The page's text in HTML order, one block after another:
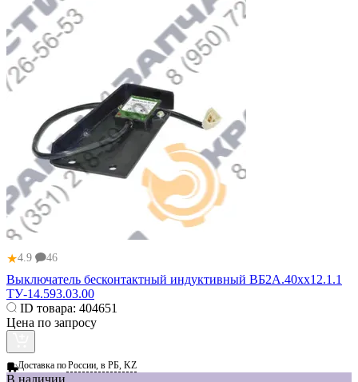
★4.9 46
Выключатель бесконтактный индуктивный ВБ2А.40хх12.1.1
ТУ-14.593.03.00
ID товара: 404651
Цена по запросу
Доставка поРоссии, в РБ, KZ
В наличии